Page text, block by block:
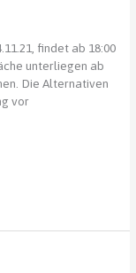
findet ab 18:00
unterliegen ab
Die Alternativen
vor